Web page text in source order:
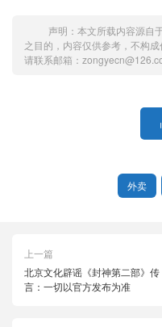
声明：本文所载内容源自
之目的，内容仅供参考，不构
请联系邮箱：
外卖
上一篇
北京文化辟谣《封神第二部》传
言：一切以官方发布为准